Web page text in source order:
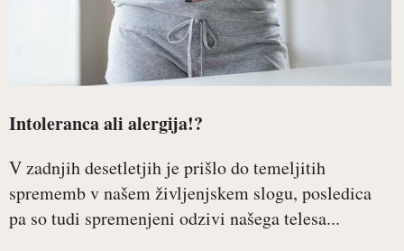
Intoleranca ali alergija!?
V zadnjih desetletjih je prišlo do temeljitih
sprememb v našem življenjskem slogu, posledica
pa so tudi spremenjeni odzivi našega telesa...